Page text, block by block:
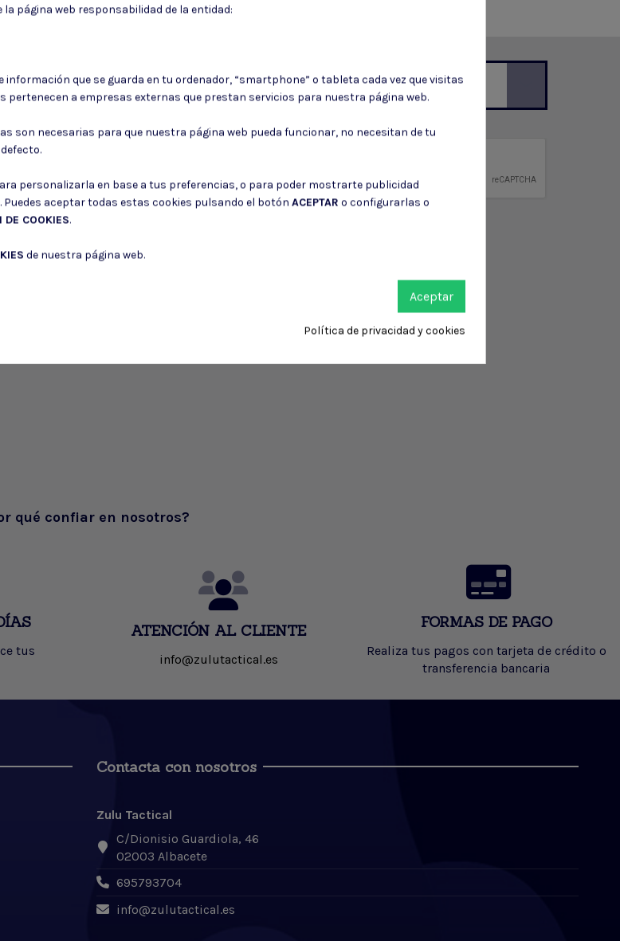
mis datos para los fines indicados en la
qué confiar en nosotros?
tus
ATENCIÓN AL CLIENTE
info@zulutactical.es
FORMAS DE PAGO
Realiza tus pagos con tarjeta de crédito o
transferencia bancaria
Contacta con nosotros
Zulu Tactical
C/Dionisio Guardiola, 46
02003 Albacete
695793704
info@zulutactical.es
página web responsabilidad de la entidad:
que se guarda en tu ordenador, “smartphone” o tableta cada vez que visitas
a empresas externas que prestan servicios para nuestra página web.
son necesarias para que nuestra página web pueda funcionar, no necesitan de tu
personalizarla en base a tus preferencias, o para poder mostrarte publicidad
aceptar todas estas cookies pulsando el botón ACEPTAR o configurarlas o
DE COOKIES.
de nuestra página web.
Aceptar
Política de privacidad y cookies